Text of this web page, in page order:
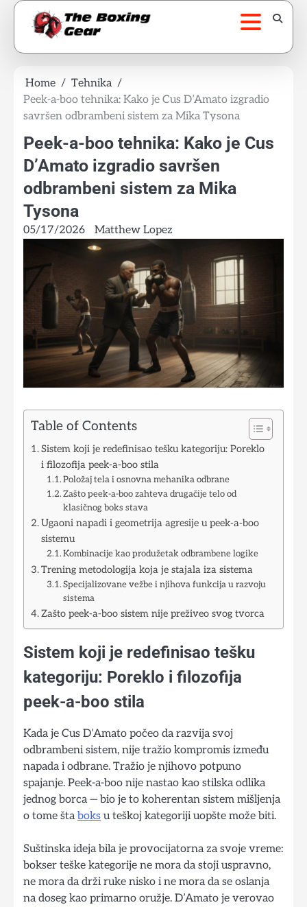
Skip
Home
Tehnika
Peek-a-boo tehnika: Kako je Cus D’Amato izgradio
savršen odbrambeni sistem za Mika Tysona
Peek-a-boo tehnika: Kako je Cus
D’Amato izgradio savršen
odbrambeni sistem za Mika
Tysona
05/17/2026 Matthew Lopez
Table of Contents
Sistem koji je redefinisao tešku kategoriju: Poreklo
i filozofija peek-a-boo stila
Položaj tela i osnovna mehanika odbrane
Zašto peek-a-boo zahteva drugačije telo od
klasičnog boks stava
Ugaoni napadi i geometrija agresije u peek-a-boo
sistemu
Kombinacije kao produžetak odbrambene logike
Trening metodologija koja je stajala iza sistema
Specijalizovane vežbe i njihova funkcija u razvoju
sistema
Zašto peek-a-boo sistem nije preživeo svog tvorca
Sistem koji je redefinisao tešku
kategoriju: Poreklo i filozofija
peek-a-boo stila
Kada je Cus D’Amato počeo da razvija svoj
odbrambeni sistem, nije tražio kompromis između
napada i odbrane. Tražio je njihovo potpuno
spajanje. Peek-a-boo nije nastao kao stilska odlika
jednog borca — bio je to koherentan sistem mišljenja
o tome štaboks u teškoj kategoriji uopšte može biti.
Suštinska ideja bila je provocijatorna za svoje vreme:
bokser teške kategorije ne mora da stoji uspravno,
ne mora da drži ruke nisko i ne mora da se oslanja
na doseg kao primarno oružje. D’Amato je verovao